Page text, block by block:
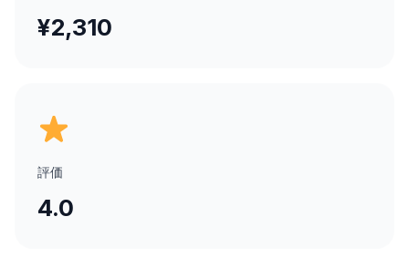
¥2,310
評価
4.0